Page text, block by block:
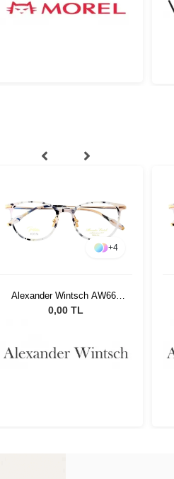
+4
Alexander Wintsch AW662
C1
0,00 TL